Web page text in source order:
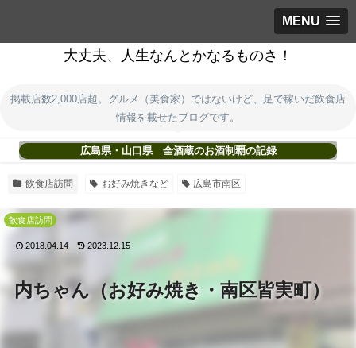
MENU
大丈夫、人生なんとかなるものさ！
掲載店数2,000店超。グルメ（美食家）ではないけど、足で稼いだ飲食店
情報を載せたブログです。
広島県・山口県 全酒蔵のお酒制覇の記録
飲食店訪問 お好み焼きなど 広島市南区
内ちゃん（お好み焼き・南区皆実町）
飲食店訪問
2018.04.14 2023.12.15